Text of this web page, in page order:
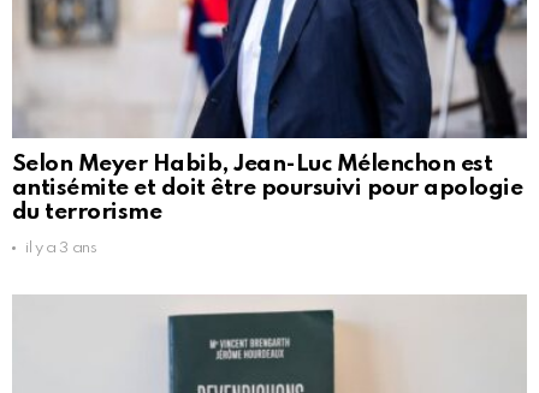
Selon Meyer Habib, Jean-Luc Mélenchon est
antisémite et doit être poursuivi pour apologie
du terrorisme
il y a 3 ans